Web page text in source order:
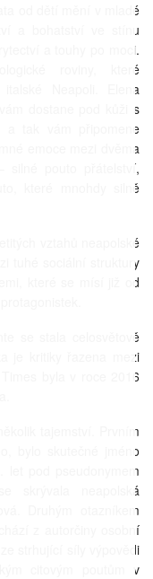
od dětí mění v mladé
a bohatství ve stínu
a touhy po moci.
roviny, které
Neapoli. Elena
dostane pod kůži s
a tak vám připomene
emoce mezi dvěma
silné pouto přátelství,
které mnohdy silně
vztahů neapolské
tuhé sociální struktury
které se mísí již od
se stala celosvětově
je kritiky řazena mezi
byla v roce 2016
tajemství. Prvním
bylo skutečné jméno
let pod pseudonymem
skrývala neapolská
Druhým otazníkem
z autorčiny osobní
strhující síly výpovědi
citovým poutům v